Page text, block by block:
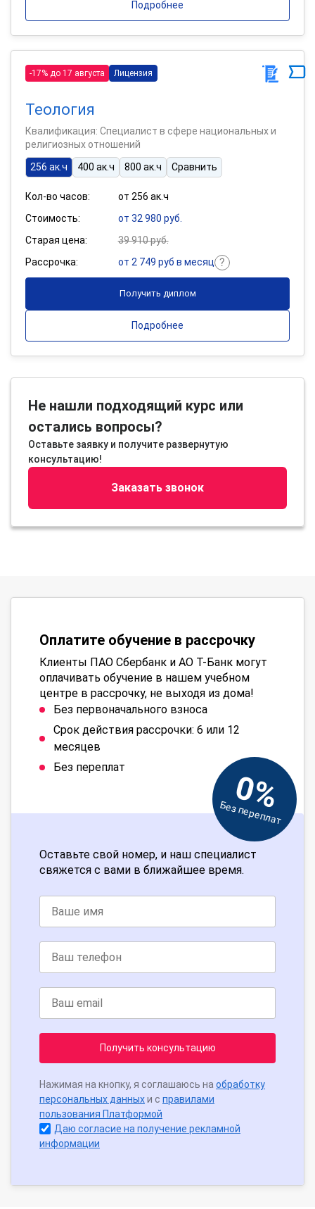
Подробнее
-17% до 17 августа Лицензия
Теология
Квалификация: Специалист в сфере национальных и
религиозных отношений
256 ак.ч
400 ак.ч 800 ак.ч Сравнить
Кол-во часов:
от 256 ак.ч
Стоимость:
от 32 980 руб.
Старая цена:
39 910 руб.
Рассрочка:
от 2 749 руб в месяц
Получить диплом
Подробнее
Не нашли подходящий курс или
остались вопросы?
Оставьте заявку и получите развернутую
консультацию!
Заказать звонок
Оплатите обучение в рассрочку
Клиенты ПАО Сбербанк и АО Т-Банк могут
оплачивать обучение в нашем учебном
центре в рассрочку, не выходя из дома!
Без первоначального взноса
Срок действия рассрочки: 6 или 12
месяцев
Без переплат
0%
Без переплат
Оставьте свой номер, и наш специалист
свяжется с вами в ближайшее время.
Получить консультацию
Нажимая на кнопку, я соглашаюсь на обработку
персональных данныхи с правилами
пользования Платформой
Даю согласие на получение рекламной
информации